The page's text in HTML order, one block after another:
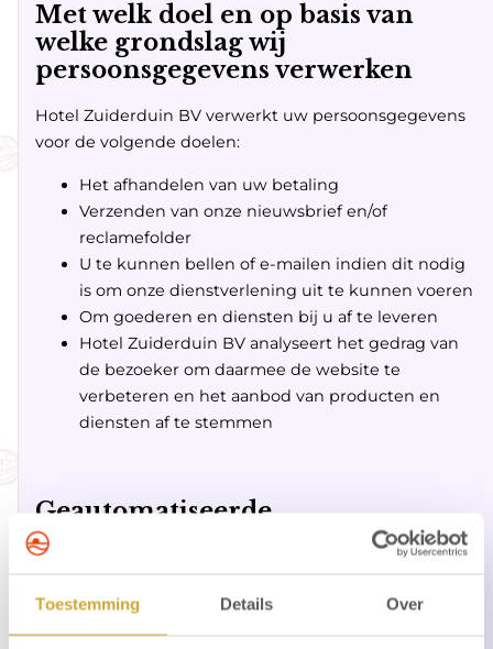
Toestemming Details Over
Met welk doel en op basis van
welke grondslag wij
persoonsgegevens verwerken
Hotel Zuiderduin BV verwerkt uw persoonsgegevens
voor de volgende doelen:
Het afhandelen van uw betaling
Verzenden van onze nieuwsbrief en/of
reclamefolder
U te kunnen bellen of e-mailen indien dit nodig
is om onze dienstverlening uit te kunnen voeren
Om goederen en diensten bij u af te leveren
Hotel Zuiderduin BV analyseert het gedrag van
de bezoeker om daarmee de website te
verbeteren en het aanbod van producten en
diensten af te stemmen
Geautomatiseerde
besluitvorming
geautomatiseerde verwerkingen besluiten over zaken
die (aanzienlijke) gevolgen kunnen hebben voor